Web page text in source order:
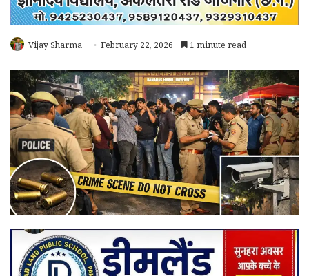
Vijay Sharma February 22, 2026 1 minute read